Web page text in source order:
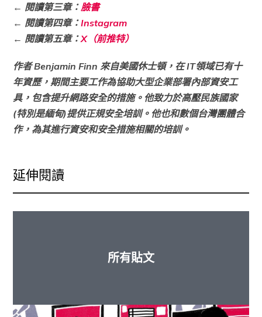
← 閱讀第三章： 臉書
← 閱讀第四章：Instagram
← 閱讀第五章：X（前推特）
作者 Benjamin Finn 來自美國休士頓，在 IT領域已有十
年資歷，期間主要工作為協助大型企業部署內部資安工
具，包含提升網路安全的措施。他致力於高壓民族國家
(特別是緬甸)提供正規安全培訓。他也和數個台灣團體合
作，為其進行資安和安全措施相關的培訓。
延伸閱讀
所有貼文